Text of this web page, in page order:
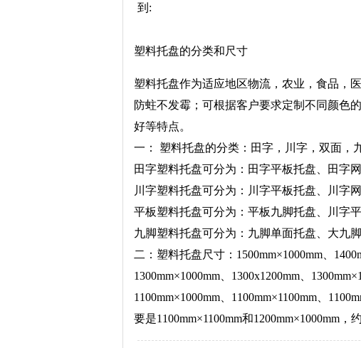
到:
塑料托盘的分类和尺寸
塑料托盘作为适应地区物流，农业，食品，
防蛀不发霉；可根据客户要求定制不同颜色
好等特点。
一： 塑料托盘的分类：田字，川字，双面，
田字塑料托盘可分为：田字平板托盘、田
川字塑料托盘可分为：川字平板托盘、川
平板塑料托盘可分为：平板九脚托盘、川
九脚塑料托盘可分为：九脚单面托盘、大
二：塑料托盘尺寸：1500mm×1000mm、
1300mm×1000mm、1300x1200mm、
1100mm×1000mm、1100mm×1100mm、
要是1100mm×1100mm和1200mm×1000mm，